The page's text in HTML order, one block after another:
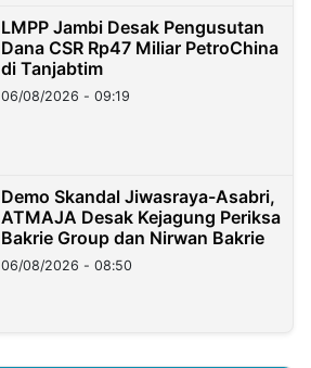
LMPP Jambi Desak Pengusutan
Dana CSR Rp47 Miliar PetroChina
di Tanjabtim
06/08/2026 - 09:19
Demo Skandal Jiwasraya-Asabri,
ATMAJA Desak Kejagung Periksa
Bakrie Group dan Nirwan Bakrie
06/08/2026 - 08:50